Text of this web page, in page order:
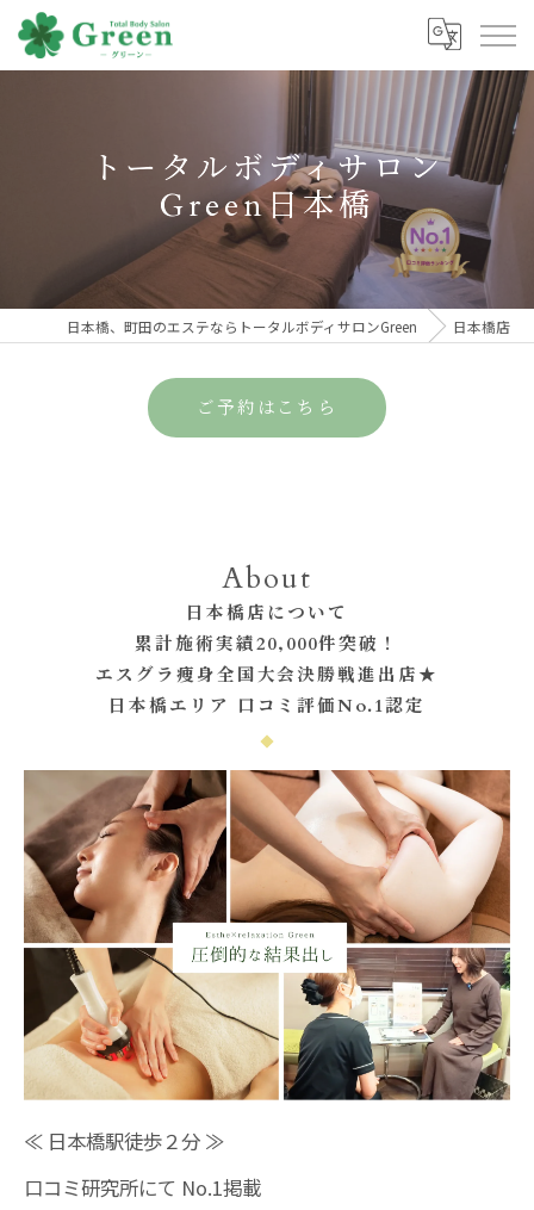
トータルボディサロン
Green日本橋
日本橋、町田のエステならトータルボディサロンGreen 日本橋店
ご予約はこちら
About
日本橋店について
累計施術実績20,000件突破！
エスグラ痩身全国大会決勝戦進出店★
日本橋エリア 口コミ評価No.1認定
≪ 日本橋駅徒歩２分 ≫
口コミ研究所にて No.1掲載